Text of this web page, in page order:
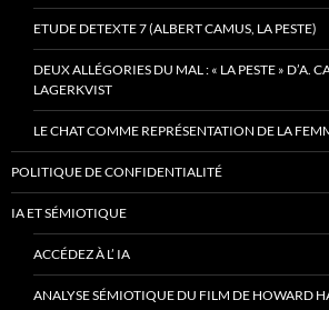
ETUDE DETEXTE 7 (ALBERT CAMUS, LA PESTE)
DEUX ALLÉGORIES DU MAL : « LA PESTE » D’A.
LAGERKVIST
LE CHAT COMME REPRÉSENTATION DE LA
POLITIQUE DE CONFIDENTIALITÉ
IA ET SÉMIOTIQUE
ACCÉDEZ À L’ IA
ANALYSE SÉMIOTIQUE DU FILM DE HOWARD